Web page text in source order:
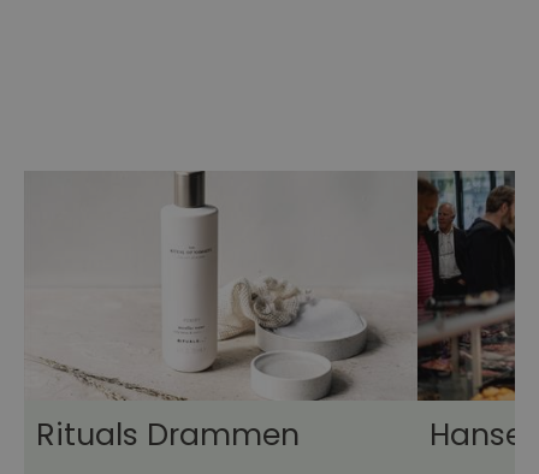
Rituals Drammen